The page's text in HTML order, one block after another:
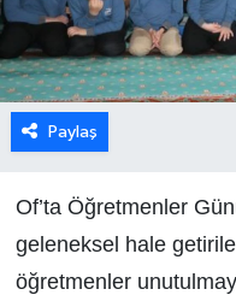
Paylaş
Of’ta Öğretmenler
geleneksel hale
öğretmenler